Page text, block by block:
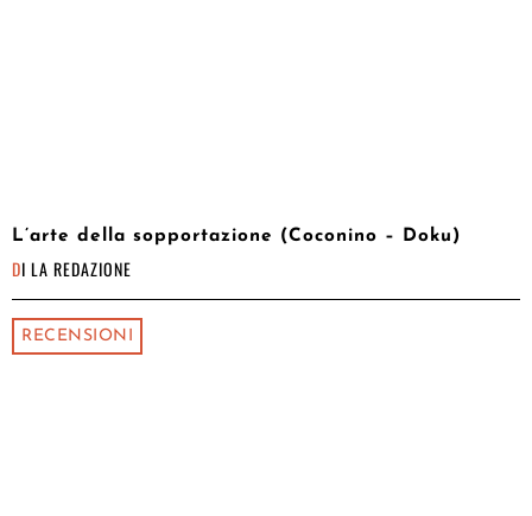
L’arte della sopportazione (Coconino – Doku)
DI LA REDAZIONE
RECENSIONI